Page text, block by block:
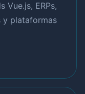
Vue.js, ERPs,
y plataformas